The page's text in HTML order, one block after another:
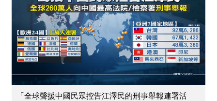
「全球聲援中國民眾控告江澤民的刑事舉報連署活